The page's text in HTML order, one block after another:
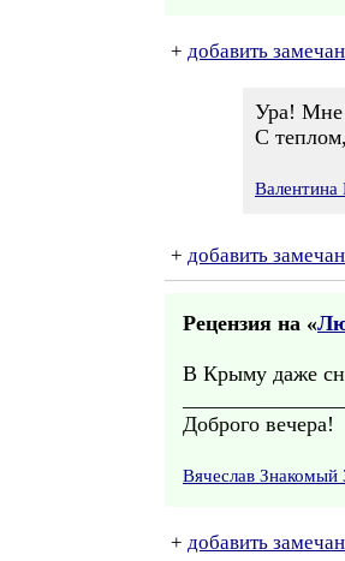
+ добавить
Ура! Мне
С теплом,
+ добавить
Рецензия на «
В Крыму даже
Доброго вечера!
Вячеслав Знакомый
+ добавить